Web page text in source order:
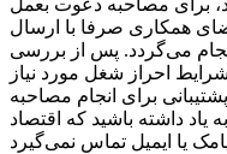
برای مصاحبه دعوت بعمل
همکاری صرفا با ارسال
می‌گردد. پس از بررسی
احراز شغل مورد نیاز
برای انجام مصاحبه
داشته باشید که اقتصاد